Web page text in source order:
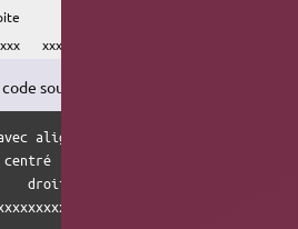
xxxxxxxxxxxx
source :
alignement         ^^^
|gauche         |
droite|    centré     |
| xxxxxxxxxxxx |